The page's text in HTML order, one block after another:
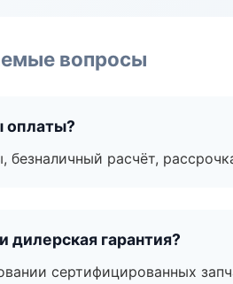
вопросы
оплаты?
безналичный расчёт,
дилерская гарантия?
сертифицированных